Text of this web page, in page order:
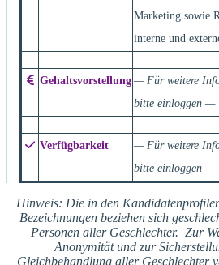
Marketing sowie
interne und
Gehaltsvorstellung — Für weitere
bitte einloggen —
Verfügbarkeit
— Für weitere
bitte einloggen —
Hinweis: Die in den
Bezeichnungen beziehen sich
Personen aller Geschlechter. Zur
Anonymität und zur
Gleichbehandlung aller Geschlechter